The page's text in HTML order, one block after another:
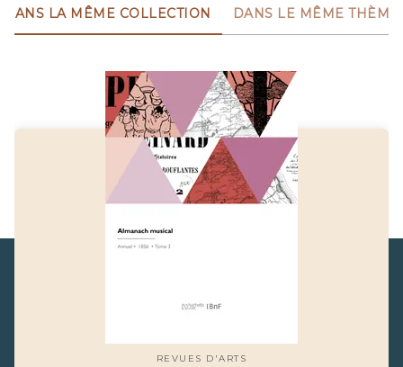
DANS LA MÊME COLLECTION DANS LE MÊME THÈME
REVUES D'ARTS